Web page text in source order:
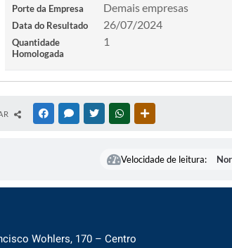
Porte da Empresa Demais empresas
Data do Resultado 26/07/2024
Quantidade
Homologada
1
FACEBOOKMESSENGER
TWITTERWHATSAPP
Velocidade de leitura:
Wohlers, 170 – Centro